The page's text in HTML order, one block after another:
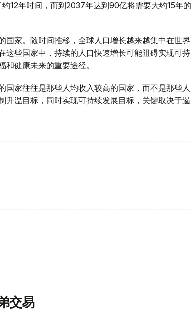
12年时间，而到2037年达到90亿将需要大约15年的
国家。随时间推移，全球人口增长越来越集中在世界
这些国家中，持续的人口快速增长可能阻碍实现可持
健康未来的重要途径。
国家往往是那些人均收入较高的国家，而不是那些人
升温目标，同时实现可持续发展目标，关键取决于遏
交易